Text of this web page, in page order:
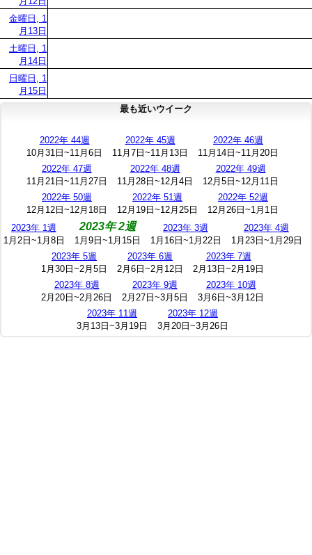
金曜日, 1
月13日
土曜日, 1
月14日
日曜日, 1
月15日
最も近いウイーク
2022年 44週
10月31日~11月6日
2022年 45週
11月7日~11月13日
2022年 46週
11月14日~11月20日
2022年 47週
11月21日~11月27日
2022年 48週
11月28日~12月4日
2022年 49週
12月5日~12月11日
2022年 50週
12月12日~12月18日
2022年 51週
12月19日~12月25日
2022年 52週
12月26日~1月1日
2023年 1週
1月2日~1月8日
2023年 2週
1月9日~1月15日
2023年 3週
1月16日~1月22日
2023年 4週
1月23日~1月29日
2023年 5週
1月30日~2月5日
2023年 6週
2月6日~2月12日
2023年 7週
2月13日~2月19日
2023年 8週
2月20日~2月26日
2023年 9週
2月27日~3月5日
2023年 10週
3月6日~3月12日
2023年 11週
3月13日~3月19日
2023年 12週
3月20日~3月26日